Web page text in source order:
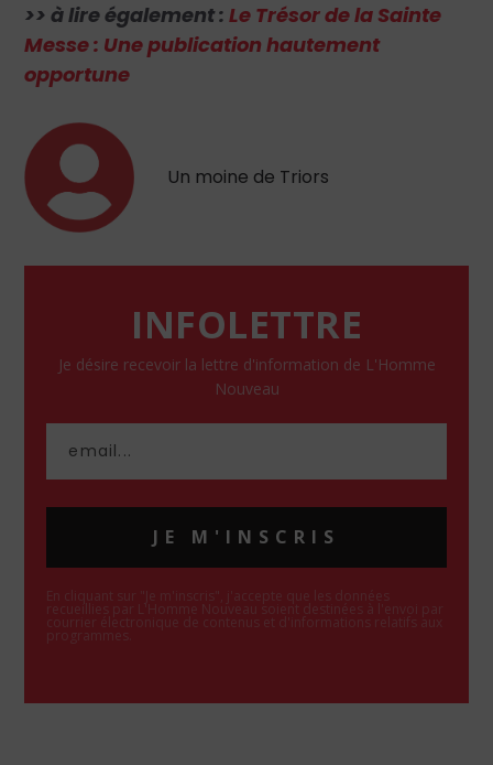
>> à lire également :Le Trésor de la Sainte
Messe : Une publication hautement
opportune
Un moine de Triors
INFOLETTRE
Je désire recevoir la lettre d'information de L'Homme
Nouveau
JE M'INSCRIS
En cliquant sur "Je m'inscris", j'accepte que les données
recueillies par L'Homme Nouveau soient destinées à l'envoi par
courrier électronique de contenus et d'informations relatifs aux
programmes.